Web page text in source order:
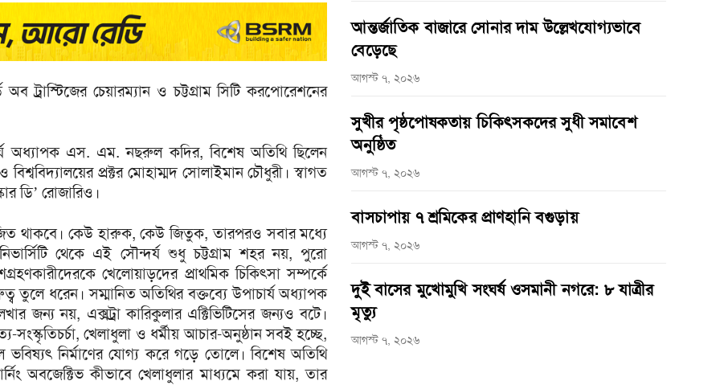
অব ট্রাস্টিজের চেয়ারম্যান ও চট্টগ্রাম সিটি করপোরেশনের
অধ্যাপক এস. এম. নছরুল কদির, বিশেষ অতিথি ছিলেন
প্রক্টর মোহাম্মদ সোলাইমান চৌধুরী। স্বাগত
ডি’ রোজারিও।
থাকবে। কেউ হারুক, কেউ জিতুক, তারপরও সবার মধ্যে
থেকে এই সৌন্দর্য শুধু চট্টগ্রাম শহর নয়, পুরো
খেলোয়াড়দের প্রাথমিক চিকিৎসা সম্পর্কে
তুলে ধরেন। সম্মানিত অতিথির বক্তব্যে উপাচার্য অধ্যাপক
জন্য নয়, এক্সট্রা কারিকুলার এক্টিভিটিসের জন্যও বটে।
সংস্কৃতিচর্চা, খেলাধুলা ও ধর্মীয় আচার-অনুষ্ঠান সবই হচ্ছে,
ভবিষ্যৎ নির্মাণের যোগ্য করে গড়ে তোলে। বিশেষ অতিথি
অবজেক্টিভ কীভাবে খেলাধুলার মাধ্যমে করা যায়, তার
আন্তর্জাতিক বাজারে সোনার দাম উল্লেখযোগ্যভাবে
বেড়েছে
আগস্ট ৭, ২০২৬
সুখীর পৃষ্ঠপোষকতায় চিকিৎসকদের সুধী সমাবেশ
অনুষ্ঠিত
আগস্ট ৭, ২০২৬
বাসচাপায় ৭ শ্রমিকের প্রাণহানি বগুড়ায়
আগস্ট ৭, ২০২৬
দুই বাসের মুখোমুখি সংঘর্ষ ওসমানী নগরে: ৮ যাত্রীর
মৃত্যু
আগস্ট ৭, ২০২৬